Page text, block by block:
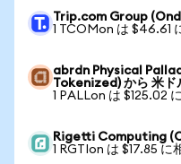
Trip.com Group
1 TCOMon は $46.61
abrdn Physical
Tokenized) から 米ド
1 PALLon は $125.02
Rigetti Computing
1 RGTIon は $17.85 に